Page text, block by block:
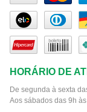
HORÁRIO DE
De segunda à sexta
Aos sábados das 9h